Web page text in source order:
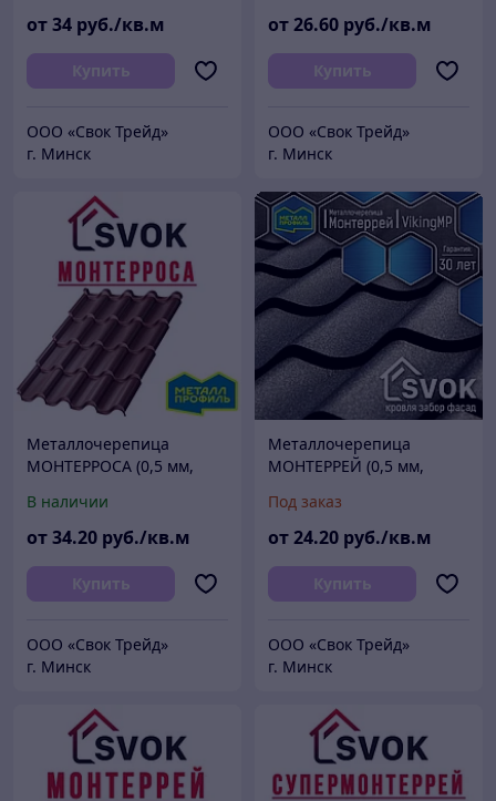
от34 руб./кв.м
Купить
ООО «Свок Трейд»
г. Минск
от26.60 руб./кв.м
Купить
ООО «Свок Трейд»
г. Минск
Металлочерепица
МОНТЕРРОСА (0,5 мм,
В наличии
от34.20 руб./кв.м
Купить
ООО «Свок Трейд»
г. Минск
Металлочерепица
МОНТЕРРЕЙ (0,5 мм,
Под заказ
от24.20 руб./кв.м
Купить
ООО «Свок Трейд»
г. Минск